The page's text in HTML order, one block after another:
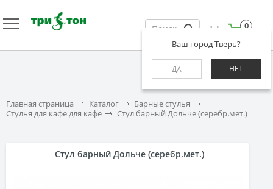
Ваш город Тверь?
ДА НЕТ
0
Главная страница Каталог
Барные стулья
Стулья для кафе для кафе
Стул барный Дольче (серебр.мет.)
Стул барный Дольче (серебр.мет.)